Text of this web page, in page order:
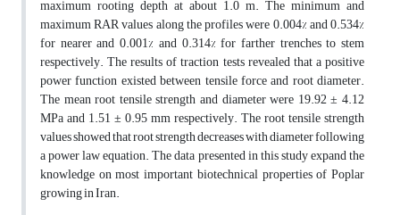
maximum rooting depth at about 1.0 m. The minimum and
maximum RAR values along the profiles were 0.004% and 0.534%
for nearer and 0.001% and 0.314% for farther trenches to stem
respectively. The results of traction tests revealed that a positive
power function existed between tensile force and root diameter.
The mean root tensile strength and diameter were 19.92 ± 4.12
MPa and 1.51 ± 0.95 mm respectively. The root tensile strength
values showed that root strength decreases with diameter following
a power law equation. The data presented in this study expand the
knowledge on most important biotechnical properties of Poplar
growing in Iran.